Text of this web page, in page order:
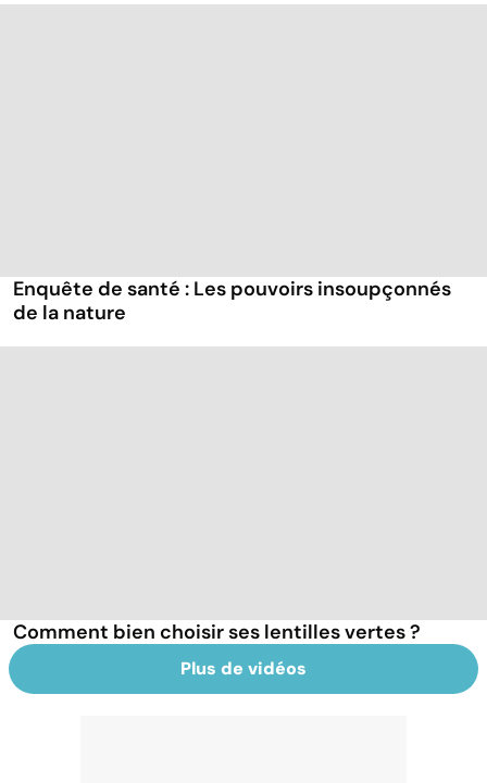
Enquête de santé : Les pouvoirs insoupçonnés
de la nature
Comment bien choisir ses lentilles vertes ?
Plus de vidéos